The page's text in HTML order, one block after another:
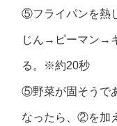
⑤フライパンを熱
じん→ピーマン→
る。※約20秒
⑤野菜が固そうで
なったら、②を加